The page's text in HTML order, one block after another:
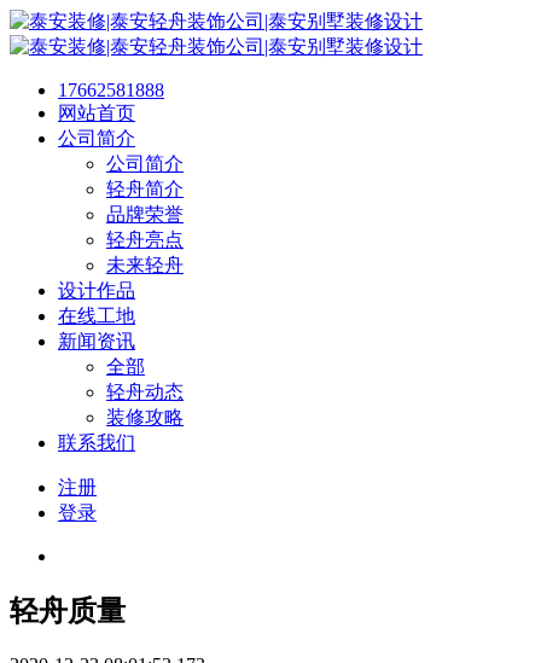
17662581888
网站首页
公司简介
公司简介
轻舟简介
品牌荣誉
轻舟亮点
未来轻舟
设计作品
在线工地
新闻资讯
全部
轻舟动态
装修攻略
联系我们
注册
登录
轻舟质量